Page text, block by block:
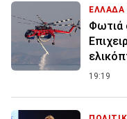
ΕΛΛΑΔΑ
Φωτιά
19:19